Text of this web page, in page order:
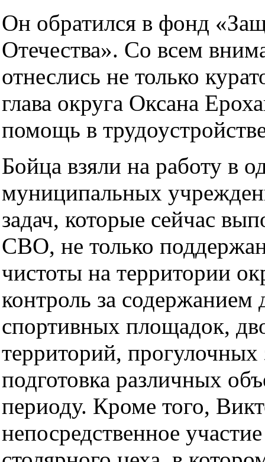
Он обратился в фонд
Отечества». Со всем
отнеслись не только
глава округа Оксана
помощь в
Бойца взяли на работу в
муниципальных
задач, которые сейчас
СВО, не только
чистоты на территории
контроль за содержанием
спортивных площадок,
территорий, прогулочных
подготовка различных
периоду. Кроме того,
непосредственное